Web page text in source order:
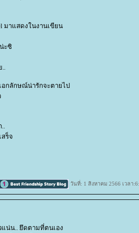
มาแสดงในงานเขียน
ะซิ
..
กลักษณ์น่ารักจะตายไป
..
ร็จ
วันที่: 1 สิงหาคม 2566 เวลา
น่น.. ยึดตามที่ตนเอง